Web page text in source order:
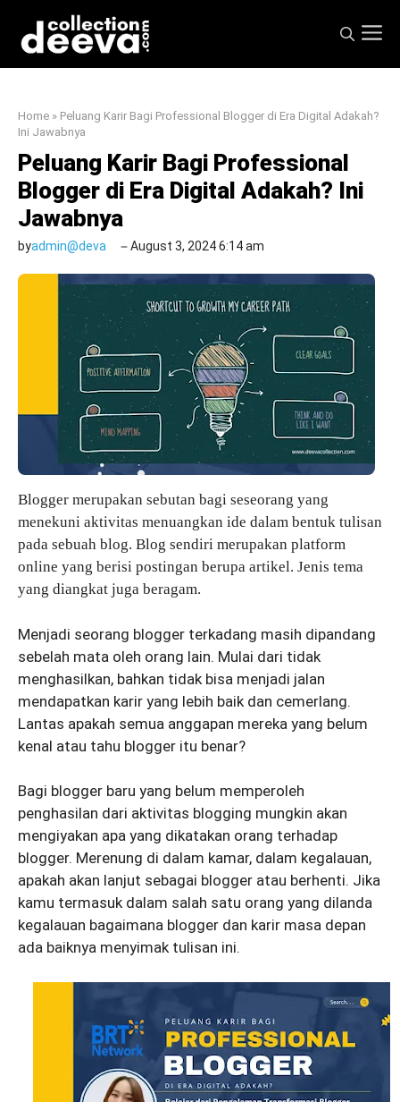
content
Home » Peluang Karir Bagi Professional Blogger di Era Digital Adakah?
Ini Jawabnya
Peluang Karir Bagi Professional
Blogger di Era Digital Adakah? Ini
Jawabnya
byadmin@deva August 3, 2024 6:14 am
Blogger merupakan sebutan bagi seseorang yang
menekuni aktivitas menuangkan ide dalam bentuk tulisan
pada sebuah blog. Blog sendiri merupakan platform
online yang berisi postingan berupa artikel. Jenis tema
yang diangkat juga beragam.
Menjadi seorang blogger terkadang masih dipandang
sebelah mata oleh orang lain. Mulai dari tidak
menghasilkan, bahkan tidak bisa menjadi jalan
mendapatkan karir yang lebih baik dan cemerlang.
Lantas apakah semua anggapan mereka yang belum
kenal atau tahu blogger itu benar?
Bagi blogger baru yang belum memperoleh
penghasilan dari aktivitas blogging mungkin akan
mengiyakan apa yang dikatakan orang terhadap
blogger. Merenung di dalam kamar, dalam kegalauan,
apakah akan lanjut sebagai blogger atau berhenti. Jika
kamu termasuk dalam salah satu orang yang dilanda
kegalauan bagaimana blogger dan karir masa depan
ada baiknya menyimak tulisan ini.